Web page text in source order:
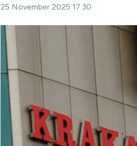
25 November 2025 17:30